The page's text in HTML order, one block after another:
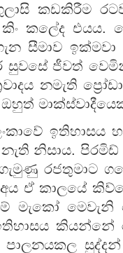
කඩකිරීම
කලේද එයය.
සීමාව
සුවසේ ජීවත්
නමැති
ඉතිහාසය
නිසාය.
ඒ කාලයේ
මෙවැනි
සුද්දන්